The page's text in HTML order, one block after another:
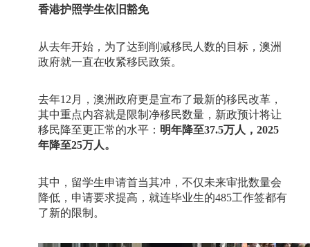
香港护照学生依旧豁免
从去年开始，为了达到削减移民人数的目标，澳洲
政府就一直在收紧移民政策。
去年12 月，澳洲政府更是宣布了最新的移民改革，
其中重点内容就是限制净移民数量，新政预计将让
移民降至更正常的水平： 明年降至37.5万人， 2025
年降至25万人。
其中，留学生申请首当其冲，不仅未来审批数量会
降低，申请要求提高，就连毕业生的485工作签都有
了新的限制。